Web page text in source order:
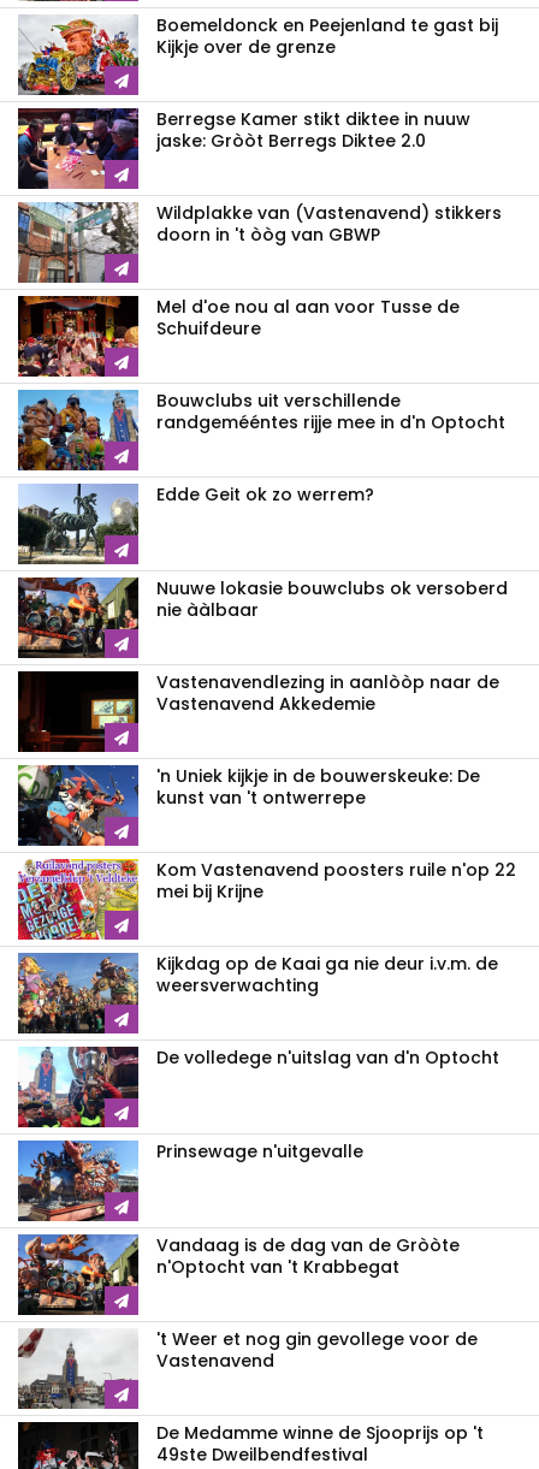
Boemeldonck en Peejenland te gast bij
Kijkje over de grenze
Berregse Kamer stikt diktee in nuuw
jaske: Gròòt Berregs Diktee 2.0
Wildplakke van (Vastenavend) stikkers
doorn in 't òòg van GBWP
Mel d'oe nou al aan voor Tusse de
Schuifdeure
Bouwclubs uit verschillende
randgemééntes rijje mee in d'n Optocht
Edde Geit ok zo werrem?
Nuuwe lokasie bouwclubs ok versoberd
nie ààlbaar
Vastenavendlezing in aanlòòp naar de
Vastenavend Akkedemie
'n Uniek kijkje in de bouwerskeuke: De
kunst van 't ontwerrepe
Kom Vastenavend poosters ruile n'op 22
mei bij Krijne
Kijkdag op de Kaai ga nie deur i.v.m. de
weersverwachting
De volledege n'uitslag van d'n Optocht
Prinsewage n'uitgevalle
Vandaag is de dag van de Gròòte
n'Optocht van 't Krabbegat
't Weer et nog gin gevollege voor de
Vastenavend
De Medamme winne de Sjooprijs op 't
49ste Dweilbendfestival